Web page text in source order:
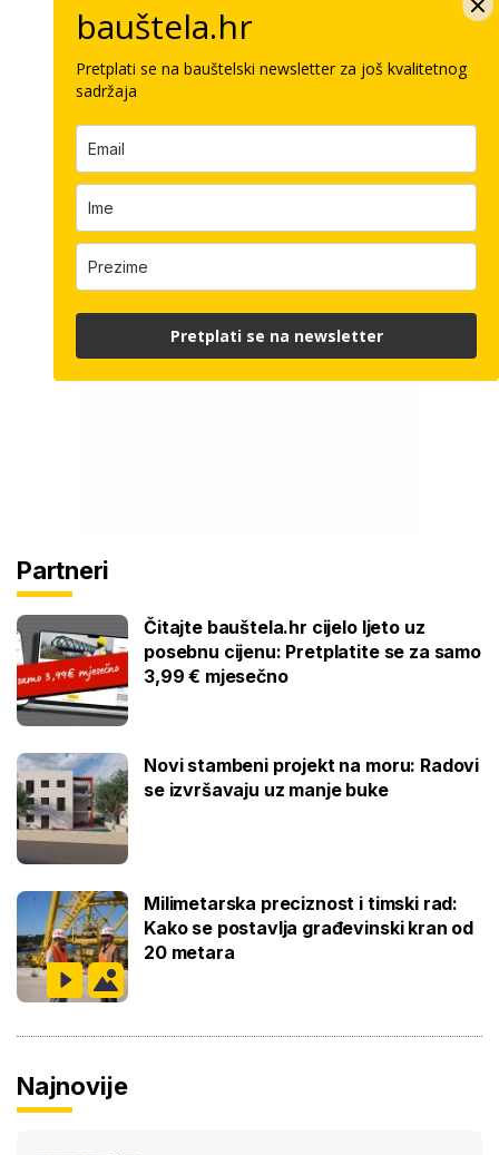
Partneri
Čitajte bauštela.hr cijelo ljeto uz
posebnu cijenu: Pretplatite se za samo
3,99 € mjesečno
Novi stambeni projekt na moru: Radovi
se izvršavaju uz manje buke
Milimetarska preciznost i timski rad:
Kako se postavlja građevinski kran od
20 metara
Najnovije
bauštela.hr
Pretplati se na bauštelski newsletter za još kvalitetnog
sadržaja
Pretplati se na newsletter